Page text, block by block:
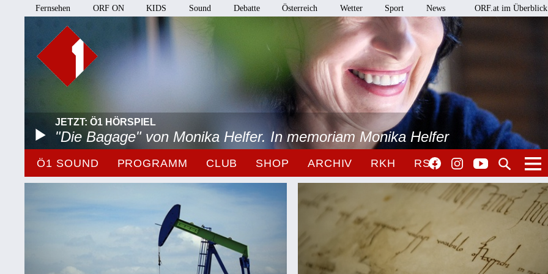
Fernsehen ORF ON KIDS Sound Debatte Österreich Wetter Sport News ORF.at im Überblick
JETZT: Ö1 HÖRSPIEL
"Die Bagage" von Monika Helfer. In memoriam Monika Helfer
Ö1 SOUND PROGRAMM CLUB SHOP ARCHIV RKH RSO